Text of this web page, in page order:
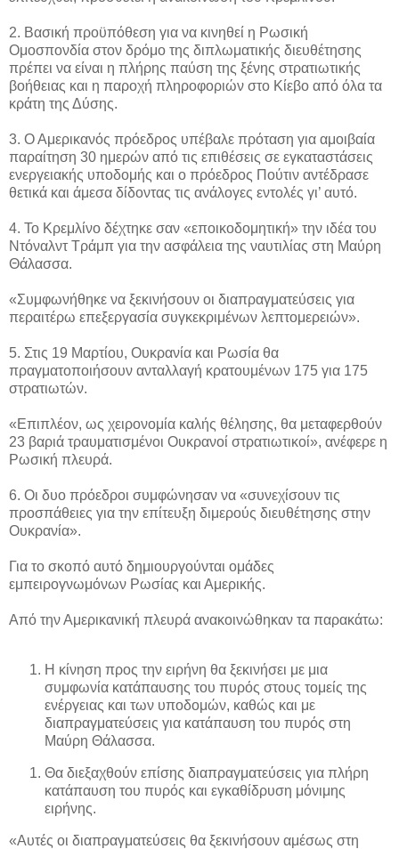
2. Βασική προϋπόθεση για να κινηθεί η Ρωσική
Ομοσπονδία στον δρόμο της διπλωματικής διευθέτησης
πρέπει να είναι η πλήρης παύση της ξένης στρατιωτικής
βοήθειας και η παροχή πληροφοριών στο Κίεβο από όλα τα
κράτη της Δύσης.
3. Ο Αμερικανός πρόεδρος υπέβαλε πρόταση για αμοιβαία
παραίτηση 30 ημερών από τις επιθέσεις σε εγκαταστάσεις
ενεργειακής υποδομής και ο πρόεδρος Πούτιν αντέδρασε
θετικά και άμεσα δίδοντας τις ανάλογες εντολές γι’ αυτό.
4. Το Κρεμλίνο δέχτηκε σαν «εποικοδομητική» την ιδέα του
Ντόναλντ Τράμπ για την ασφάλεια της ναυτιλίας στη Μαύρη
Θάλασσα.
«Συμφωνήθηκε να ξεκινήσουν οι διαπραγματεύσεις για
περαιτέρω επεξεργασία συγκεκριμένων λεπτομερειών».
5. Στις 19 Μαρτίου, Ουκρανία και Ρωσία θα
πραγματοποιήσουν ανταλλαγή κρατουμένων 175 για 175
στρατιωτών.
«Επιπλέον, ως χειρονομία καλής θέλησης, θα μεταφερθούν
23 βαριά τραυματισμένοι Ουκρανοί στρατιωτικοί», ανέφερε η
Ρωσική πλευρά.
6. Οι δυο πρόεδροι συμφώνησαν να «συνεχίσουν τις
προσπάθειες για την επίτευξη διμερούς διευθέτησης στην
Ουκρανία».
Για το σκοπό αυτό δημιουργούνται ομάδες
εμπειρογνωμόνων Ρωσίας και Αμερικής.
Από την Αμερικανική πλευρά ανακοινώθηκαν τα παρακάτω:
Η κίνηση προς την ειρήνη θα ξεκινήσει με μια
συμφωνία κατάπαυσης του πυρός στους τομείς της
ενέργειας και των υποδομών, καθώς και με
διαπραγματεύσεις για κατάπαυση του πυρός στη
Μαύρη Θάλασσα.
Θα διεξαχθούν επίσης διαπραγματεύσεις για πλήρη
κατάπαυση του πυρός και εγκαθίδρυση μόνιμης
ειρήνης.
«Αυτές οι διαπραγματεύσεις θα ξεκινήσουν αμέσως στη